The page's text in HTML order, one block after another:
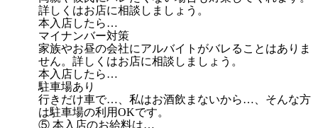
詳しくはお店に相談しましょう。
本入店したら…
マイナンバー対策
家族やお昼の会社にアルバイトがバレることはありま
せん。詳しくはお店に相談しましょう。
本入店したら…
駐車場あり
行きだけ車で…、私はお酒飲まないから…、そんな方
は駐車場の利用OKです。
⑤ 本入店のお給料は…